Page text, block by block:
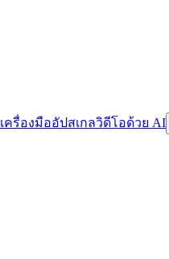
เครื่องมืออัปสเกลวิดีโอด้วย AI